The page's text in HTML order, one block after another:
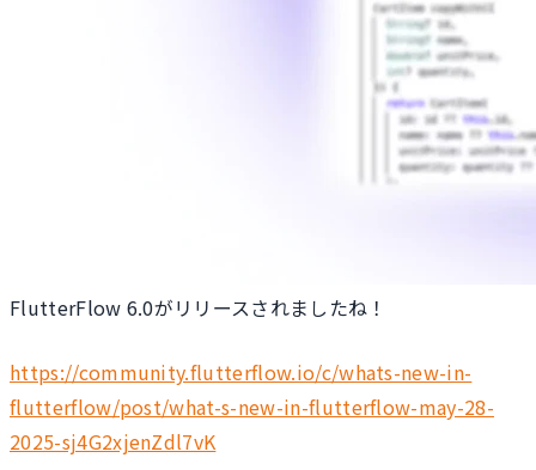
FlutterFlow 6.0がリリースされましたね！
https://community.flutterflow.io/c/whats-new-in-
flutterflow/post/what-s-new-in-flutterflow-may-28-
2025-sj4G2xjenZdl7vK